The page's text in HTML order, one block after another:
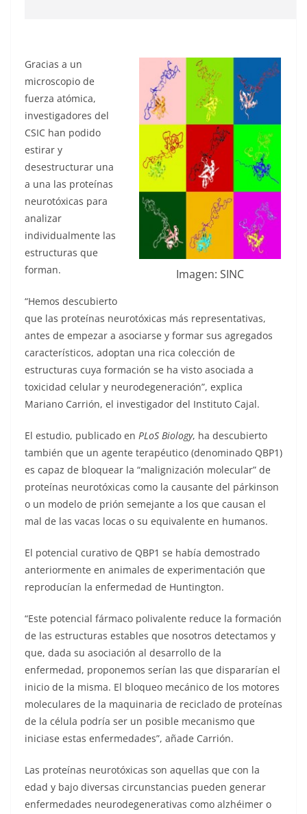
Imagen: SINC
Gracias a un
microscopio de
fuerza atómica,
investigadores del
CSIC han podido
estirar y
desestructurar una
a una las proteínas
neurotóxicas para
analizar
individualmente las
estructuras que
forman.
“Hemos descubierto
que las proteínas neurotóxicas más representativas,
antes de empezar a asociarse y formar sus agregados
característicos, adoptan una rica colección de
estructuras cuya formación se ha visto asociada a
toxicidad celular y neurodegeneración”, explica
Mariano Carrión, el investigador del Instituto Cajal.
El estudio, publicado en PLoS Biology, ha descubierto
también que un agente terapéutico (denominado QBP1)
es capaz de bloquear la “malignización molecular” de
proteínas neurotóxicas como la causante del párkinson
o un modelo de prión semejante a los que causan el
mal de las vacas locas o su equivalente en humanos.
El potencial curativo de QBP1 se había demostrado
anteriormente en animales de experimentación que
reproducían la enfermedad de Huntington.
“Este potencial fármaco polivalente reduce la formación
de las estructuras estables que nosotros detectamos y
que, dada su asociación al desarrollo de la
enfermedad, proponemos serían las que dispararían el
inicio de la misma. El bloqueo mecánico de los motores
moleculares de la maquinaria de reciclado de proteínas
de la célula podría ser un posible mecanismo que
iniciase estas enfermedades”, añade Carrión.
Las proteínas neurotóxicas son aquellas que con la
edad y bajo diversas circunstancias pueden generar
enfermedades neurodegenerativas como alzhéimer o